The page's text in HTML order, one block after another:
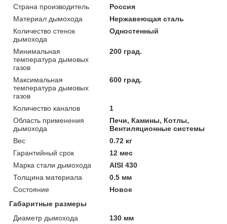
Страна производитель
Россия
Материал дымохода
Нержавеющая сталь
Количество стенок
дымохода
Одностенный
Минимальная
температура дымовых
газов
200 град.
Максимальная
температура дымовых
газов
600 град.
Количество каналов
1
Область применения
дымохода
Печи, Камины, Котлы,
Вентиляционные системы
Вес
0.72 кг
Гарантийный срок
12 мес
Марка стали дымохода
AISI 430
Толщина материала
0.5 мм
Состояние
Новое
Габаритные размеры
Диаметр дымохода
130 мм